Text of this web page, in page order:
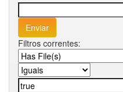
Filtros correntes: